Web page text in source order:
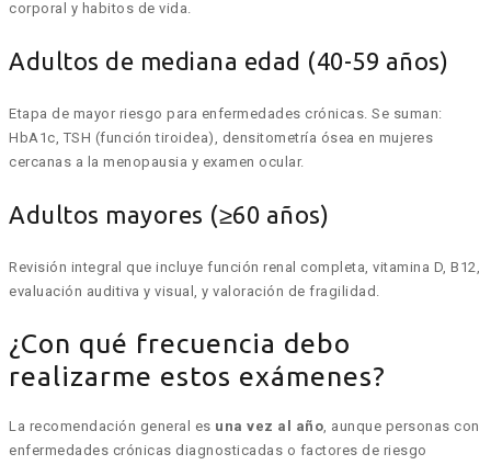
corporal y habitos de vida.
Adultos de mediana edad (40-59 años)
Etapa de mayor riesgo para enfermedades crónicas. Se suman:
HbA1c, TSH (función tiroidea), densitometría ósea en mujeres
cercanas a la menopausia y examen ocular.
Adultos mayores (≥60 años)
Revisión integral que incluye función renal completa, vitamina D, B12,
evaluación auditiva y visual, y valoración de fragilidad.
¿Con qué frecuencia debo
realizarme estos exámenes?
La recomendación general es una vez al año, aunque personas con
enfermedades crónicas diagnosticadas o factores de riesgo